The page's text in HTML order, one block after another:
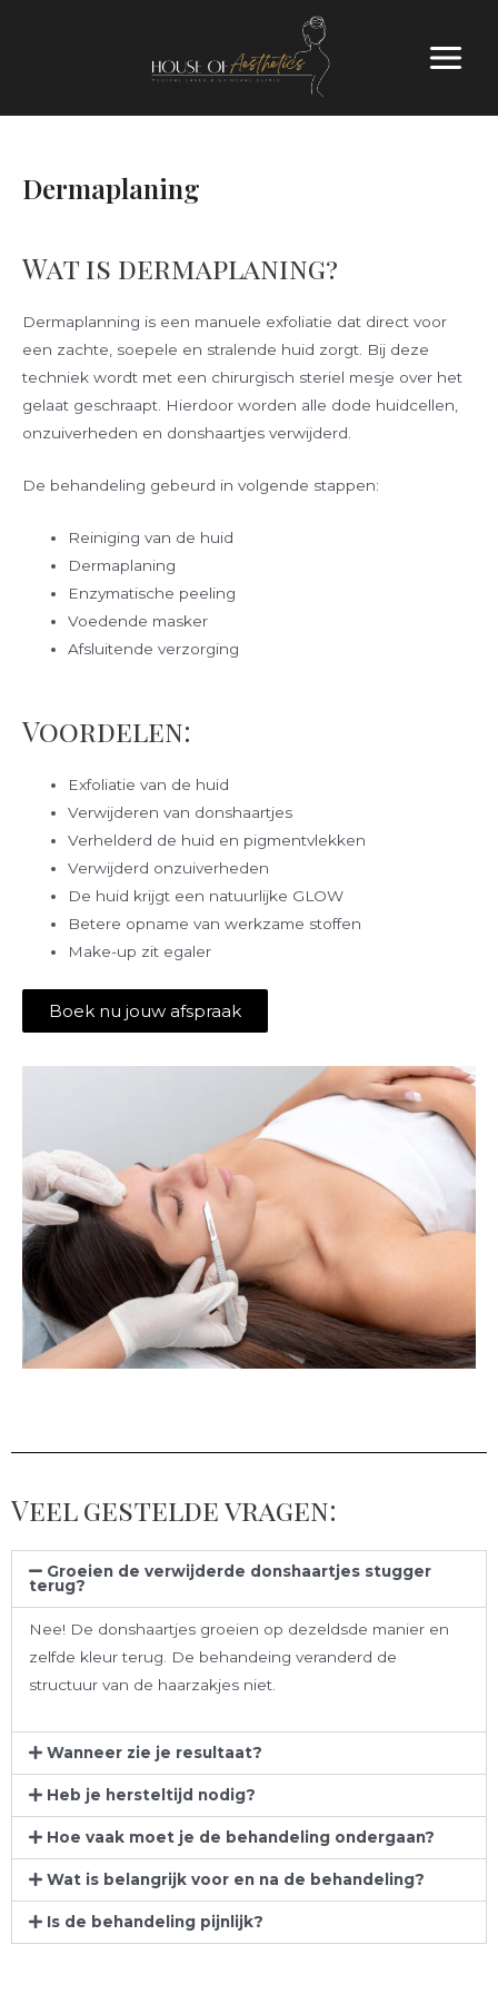
Dermaplaning
Wat is dermaplaning?
Dermaplanning is een manuele exfoliatie dat direct voor
een zachte, soepele en stralende huid zorgt. Bij deze
techniek wordt met een chirurgisch steriel mesje over het
gelaat geschraapt. Hierdoor worden alle dode huidcellen,
onzuiverheden en donshaartjes verwijderd.
De behandeling gebeurd in volgende stappen:
Reiniging van de huid
Dermaplaning
Enzymatische peeling
Voedende masker
Afsluitende verzorging
Voordelen:
Exfoliatie van de huid
Verwijderen van donshaartjes
Verhelderd de huid en pigmentvlekken
Verwijderd onzuiverheden
De huid krijgt een natuurlijke GLOW
Betere opname van werkzame stoffen
Make-up zit egaler
Boek nu jouw afspraak
Veel gestelde vragen:
Groeien de verwijderde donshaartjes stugger
terug?
Nee! De donshaartjes groeien op dezeldsde manier en
zelfde kleur terug. De behandeing veranderd de
structuur van de haarzakjes niet.
Wanneer zie je resultaat?
Heb je hersteltijd nodig?
Hoe vaak moet je de behandeling ondergaan?
Wat is belangrijk voor en na de behandeling?
Is de behandeling pijnlijk?